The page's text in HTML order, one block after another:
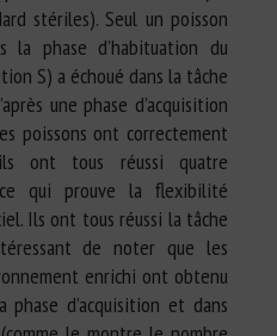
stériles). Seul un poisson
la phase d’habituation du
S) a échoué dans la tâche
une phase d’acquisition
poissons ont correctement
ont tous réussi quatre
ce qui prouve la flexibilité
Ils ont tous réussi la tâche
de noter que les
enrichi ont obtenu
d’acquisition et dans